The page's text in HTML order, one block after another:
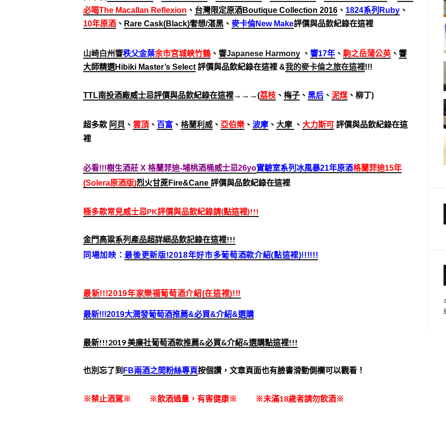
必喝The Macallan Reflexion 、 台灣限定原酒Boutique Collection 2016 、 1824系列Ruby 、
10年原酒 、 Rare Cask(Black)奢想/湛黑 、 麥卡倫New Make評價與品飲紀錄在這裡
山崎白州響秩父金葉余市宮城峽竹鶴 、 響Japanese Harmony 、 響17年 、 駒之岳蒲公英 、 響
大師精選Hibiki Master’s Select 評價與品飲紀錄在這裡 &我的麥卡倫之旅在這裡!!!
TTL南投酒廠威士忌評價與品飲紀錄在這裡→→→(荔枝 、 梅子 、 黑后 、 泥煤 、柳丁)
超多款 阿貝 、 雲頂 、 百富 、 格蘭利威 、 亞伯樂 、 波摩 、 大摩 、 大力斯可 評價與品飲紀錄在這
裡
必看!!!樹生酒莊 X 格蘭菲迪-埔桃酒桶威士忌26yo實驗室系列冰風暴21年原酒格蘭菲迪15年
(Solera原酒版)烈火甘蔗Fire&Cane 評價與品飲紀錄在這裡
極多款常見威士忌PK評價與品飲紀錄請(點這裡)!!!
金門高粱系列產品超詳細品飲記錄在這裡!!!
同場加映： 最後更新版!2018年好市多葡萄酒款介紹(點這裡)!!!!!!
最新!!!2019年家樂福葡萄酒介紹(在這裡)!!!
最新!!!2019大潤發葡萄酒推薦&必買&介紹&選購
最新!!!2019 美廉社葡萄酒款推薦&必買&介紹&選購點這裡!!!
也別忘了到 FB兩酒之間粉絲專頁按個讚，文章頁面也有臉書滑動側欄可以觀看！
※禁止酒駕※ ※飲酒過量，有害健康※ ※未滿18歲者請勿飲酒※